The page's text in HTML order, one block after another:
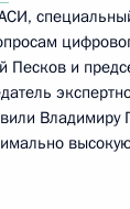
Песков и
Владимиру